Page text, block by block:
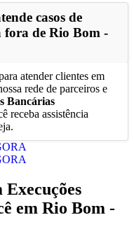
casos de
fora de Rio Bom -
atender clientes em
rede de parceiros e
Bancárias
receba assistência
Execuções
em Rio Bom -